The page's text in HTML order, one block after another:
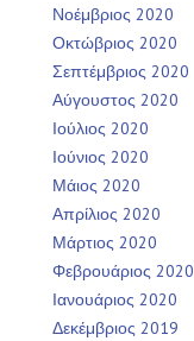
Νοέμβριος 2020
Οκτώβριος 2020
Σεπτέμβριος 2020
Αύγουστος 2020
Ιούλιος 2020
Ιούνιος 2020
Μάιος 2020
Απρίλιος 2020
Μάρτιος 2020
Φεβρουάριος 2020
Ιανουάριος 2020
Δεκέμβριος 2019